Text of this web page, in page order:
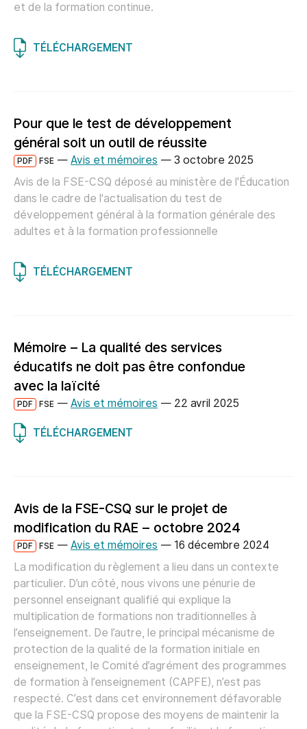
et de la formation continue.
TÉLÉCHARGEMENT
Pour que le test de développement
général soit un outil de réussite
PDF FSE — Avis et mémoires — 3 octobre 2025
Avis de la FSE-CSQ déposé au ministère de l'Éducation
dans le cadre de l'actualisation du test de
développement général à la formation générale des
adultes et à la formation professionnelle
TÉLÉCHARGEMENT
Mémoire – La qualité des services
éducatifs ne doit pas être confondue
avec la laïcité
PDF FSE — Avis et mémoires — 22 avril 2025
TÉLÉCHARGEMENT
Avis de la FSE-CSQ sur le projet de
modification du RAE – octobre 2024
PDF FSE — Avis et mémoires — 16 décembre 2024
La modification du règlement a lieu dans un contexte
particulier. D’un côté, nous vivons une pénurie de
personnel enseignant qualifié qui explique la
multiplication de formations non traditionnelles à
l’enseignement. De l’autre, le principal mécanisme de
protection de la qualité de la formation initiale en
enseignement, le Comité d’agrément des programmes
de formation à l’enseignement (CAPFE), n’est pas
respecté. C’est dans cet environnement défavorable
que la FSE-CSQ propose des moyens de maintenir la